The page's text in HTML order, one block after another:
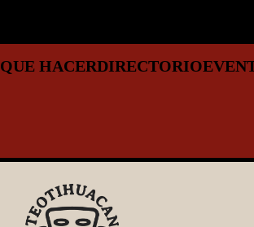
QUE HACERDIRECTORIO